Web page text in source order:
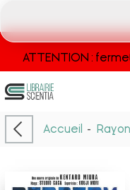
ATTENTION :
Accueil -